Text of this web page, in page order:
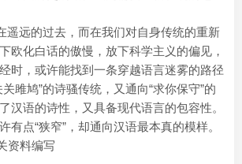
遥远的过去，而在我们对自身传统的重新
欧化白话的傲慢，放下科学主义的偏见，
时，或许能找到一条穿越语言迷雾的路径
雎鸠”的诗骚传统，又通向“求你保守”的
汉语的诗性，又具备现代语言的包容性。
有点“狭窄”，却通向汉语最本真的模样。
资料编写